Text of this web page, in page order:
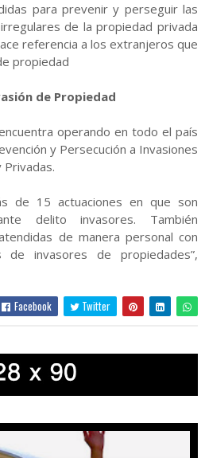
para prevenir y perseguir las
de la propiedad privada
referencia a los extranjeros que
propiedad
de Propiedad
operando en todo el país
y Persecución a Invasiones
de 15 actuaciones en que son
delito invasores. También
de manera personal con
de invasores de propiedades”,
Facebook Twitter